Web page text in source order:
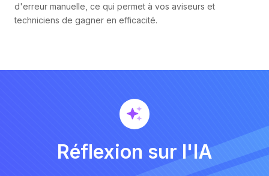
d'erreur manuelle, ce qui permet à vos aviseurs et
techniciens de gagner en efficacité.
Réflexion sur l'IA